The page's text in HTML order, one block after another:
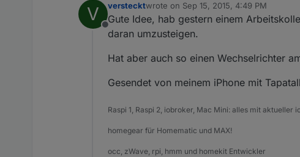
V
Offline
verstecktwrote on Sep 15, 2015, 4:49 PM
last edited by
Gute Idee, hab gestern einem
daran umzusteigen.
Hat aber auch so einen Wechselrichter
Gesendet von meinem iPhone mit
Raspi 1, Raspi 2, iobroker, Mac Mini: alles mit aktueller
homegear für Homematic und MAX!
occ, zWave, rpi, hmm und homekit Entwickler